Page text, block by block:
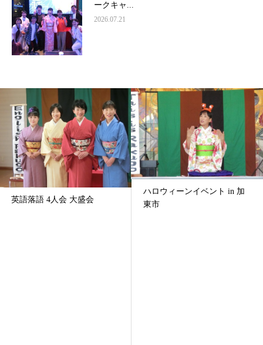
ークキャ...
2026.07.21
英語落語 4人会 大盛会
ハロウィーンイベント in 加
東市